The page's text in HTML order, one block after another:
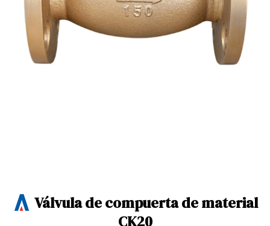
Válvula de compuerta de material
CK20